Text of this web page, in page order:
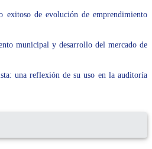
exitoso de evolución de emprendimiento
municipal y desarrollo del mercado de
una reflexión de su uso en la auditoría